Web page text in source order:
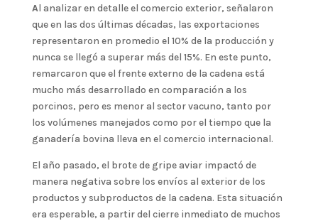
Al analizar en detalle el comercio exterior, señalaron
que en las dos últimas décadas, las exportaciones
representaron en promedio el 10% de la producción y
nunca se llegó a superar más del 15%. En este punto,
remarcaron que el frente externo de la cadena está
mucho más desarrollado en comparación a los
porcinos, pero es menor al sector vacuno, tanto por
los volúmenes manejados como por el tiempo que la
ganadería bovina lleva en el comercio internacional.
El año pasado, el brote de gripe aviar impactó de
manera negativa sobre los envíos al exterior de los
productos y subproductos de la cadena. Esta situación
era esperable, a partir del cierre inmediato de muchos